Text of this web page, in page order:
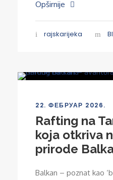
Opširnije
rajskarijeka
22. ФЕБРУАР 2026.
Rafting na
koja otkriva
prirode
Balkan – poznat kao